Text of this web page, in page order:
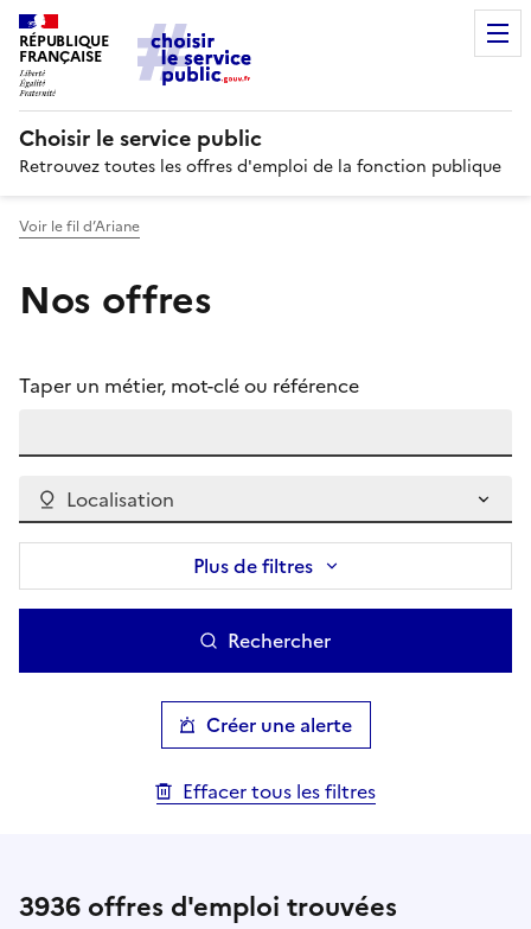
RÉPUBLIQUE
FRANÇAISE
Choisir le service public
Retrouvez toutes les offres d'emploi de la fonction publique
Voir le fil d’Ariane
Nos offres
Taper un métier, mot-clé ou référence
Localisation
Plus de filtres
Rechercher
Créer une alerte
Effacer tous les filtres
3936 offres d'emploi trouvées